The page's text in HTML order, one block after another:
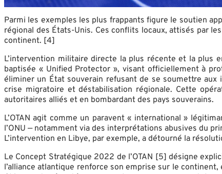
Parmi les exemples les plus frappants figure le soutien
régional des États-Unis. Ces conflits locaux, attisés par
continent. [4]
L’intervention militaire directe la plus récente et la plus
baptisée « Unified Protector », visant officiellement à
éliminer un État souverain refusant de se soumettre
crise migratoire et déstabilisation régionale. Cette
autoritaires alliés et en bombardant des pays souverains.
L’OTAN agit comme un paravent « international »
l’ONU — notamment via des interprétations abusives du
L’intervention en Libye, par exemple, a détourné la
Le Concept Stratégique 2022 de l’OTAN [5] désigne
l’alliance atlantique renforce son emprise sur le